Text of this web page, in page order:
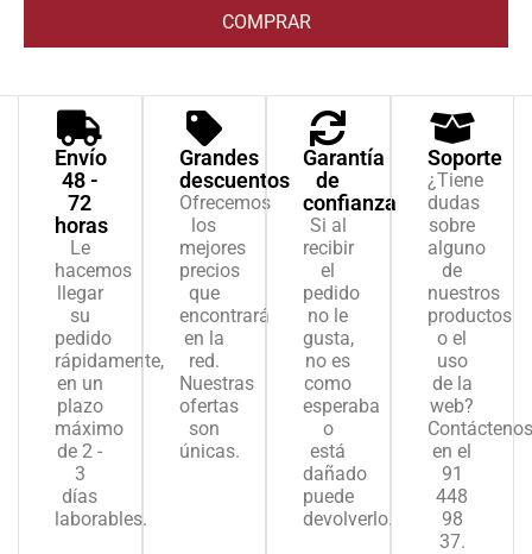
COMPRAR
Envío
48 -
72
horas
Le
hacemos
llegar
su
pedido
rápidamente,
en un
plazo
máximo
de 2 -
3
días
laborables.
Grandes
descuentos
Ofrecemos
los
mejores
precios
que
encontrará
en la
red.
Nuestras
ofertas
son
únicas.
Garantía
de
confianza
Si al
recibir
el
pedido
no le
gusta,
no es
como
esperaba
o
está
dañado
puede
devolverlo.
Soporte
¿Tiene
dudas
sobre
alguno
de
nuestros
productos
o el
uso
de la
web?
Contáctenos
en el
91
448
98
37.